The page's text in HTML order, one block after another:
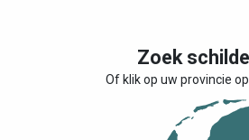
Zoek
Of klik op uw provincie